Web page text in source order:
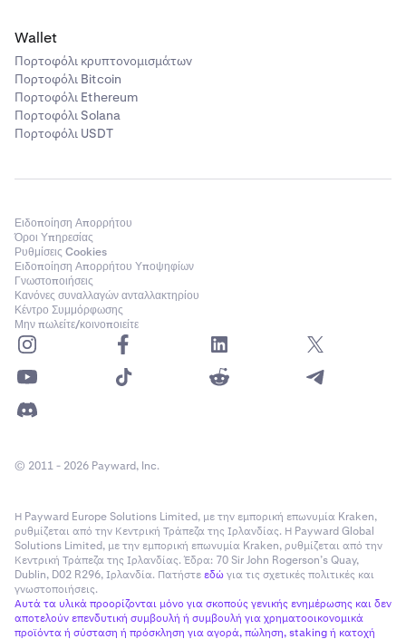
Wallet
Πορτοφόλι κρυπτονομισμάτων
Πορτοφόλι Bitcoin
Πορτοφόλι Ethereum
Πορτοφόλι Solana
Πορτοφόλι USDT
Ειδοποίηση Απορρήτου
Όροι Υπηρεσίας
Ρυθμίσεις Cookies
Ειδοποίηση Απορρήτου Υποψηφίων
Γνωστοποιήσεις
Κανόνες συναλλαγών ανταλλακτηρίου
Κέντρο Συμμόρφωσης
Μην πωλείτε/κοινοποιείτε
© 2011 - 2026 Payward, Inc.
Η Payward Europe Solutions Limited, με την εμπορική επωνυμία Kraken,
ρυθμίζεται από την Κεντρική Τράπεζα της Ιρλανδίας. Η Payward Global
Solutions Limited, με την εμπορική επωνυμία Kraken, ρυθμίζεται από την
Κεντρική Τράπεζα της Ιρλανδίας. Έδρα: 70 Sir John Rogerson’s Quay,
Dublin, D02 R296, Ιρλανδία. Πατήστεεδώγια τις σχετικές πολιτικές και
γνωστοποιήσεις.
Αυτά τα υλικά προορίζονται μόνο για σκοπούς γενικής ενημέρωσης και δεν
αποτελούν επενδυτική συμβουλή ή συμβουλή για χρηματοοικονομικά
προϊόντα ή σύσταση ή πρόσκληση για αγορά, πώληση, staking ή κατοχή